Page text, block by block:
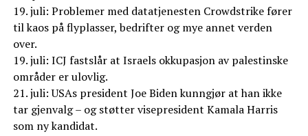
19. juli: Problemer med datatjenesten Crowdstrike fører
til kaos på flyplasser, bedrifter og mye annet verden
over.
19. juli: ICJ fastslår at Israels okkupasjon av palestinske
områder er ulovlig.
21. juli: USAs president Joe Biden kunngjør at han ikke
tar gjenvalg – og støtter visepresident Kamala Harris
som ny kandidat.